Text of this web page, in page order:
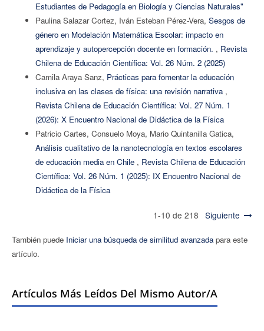
Estudiantes de Pedagogía en Biología y Ciencias Naturales"
Paulina Salazar Cortez, Iván Esteban Pérez-Vera, Sesgos de
género en Modelación Matemática Escolar: impacto en
aprendizaje y autopercepción docente en formación. , Revista
Chilena de Educación Científica: Vol. 26 Núm. 2 (2025)
Camila Araya Sanz, Prácticas para fomentar la educación
inclusiva en las clases de física: una revisión narrativa ,
Revista Chilena de Educación Científica: Vol. 27 Núm. 1
(2026): X Encuentro Nacional de Didáctica de la Física
Patricio Cartes, Consuelo Moya, Mario Quintanilla Gatica,
Análisis cualitativo de la nanotecnología en textos escolares
de educación media en Chile , Revista Chilena de Educación
Científica: Vol. 26 Núm. 1 (2025): IX Encuentro Nacional de
Didáctica de la Física
1-10 de 218 Siguiente
También puede Iniciar una búsqueda de similitud avanzadapara este
artículo.
Artículos Más Leídos Del Mismo Autor/a